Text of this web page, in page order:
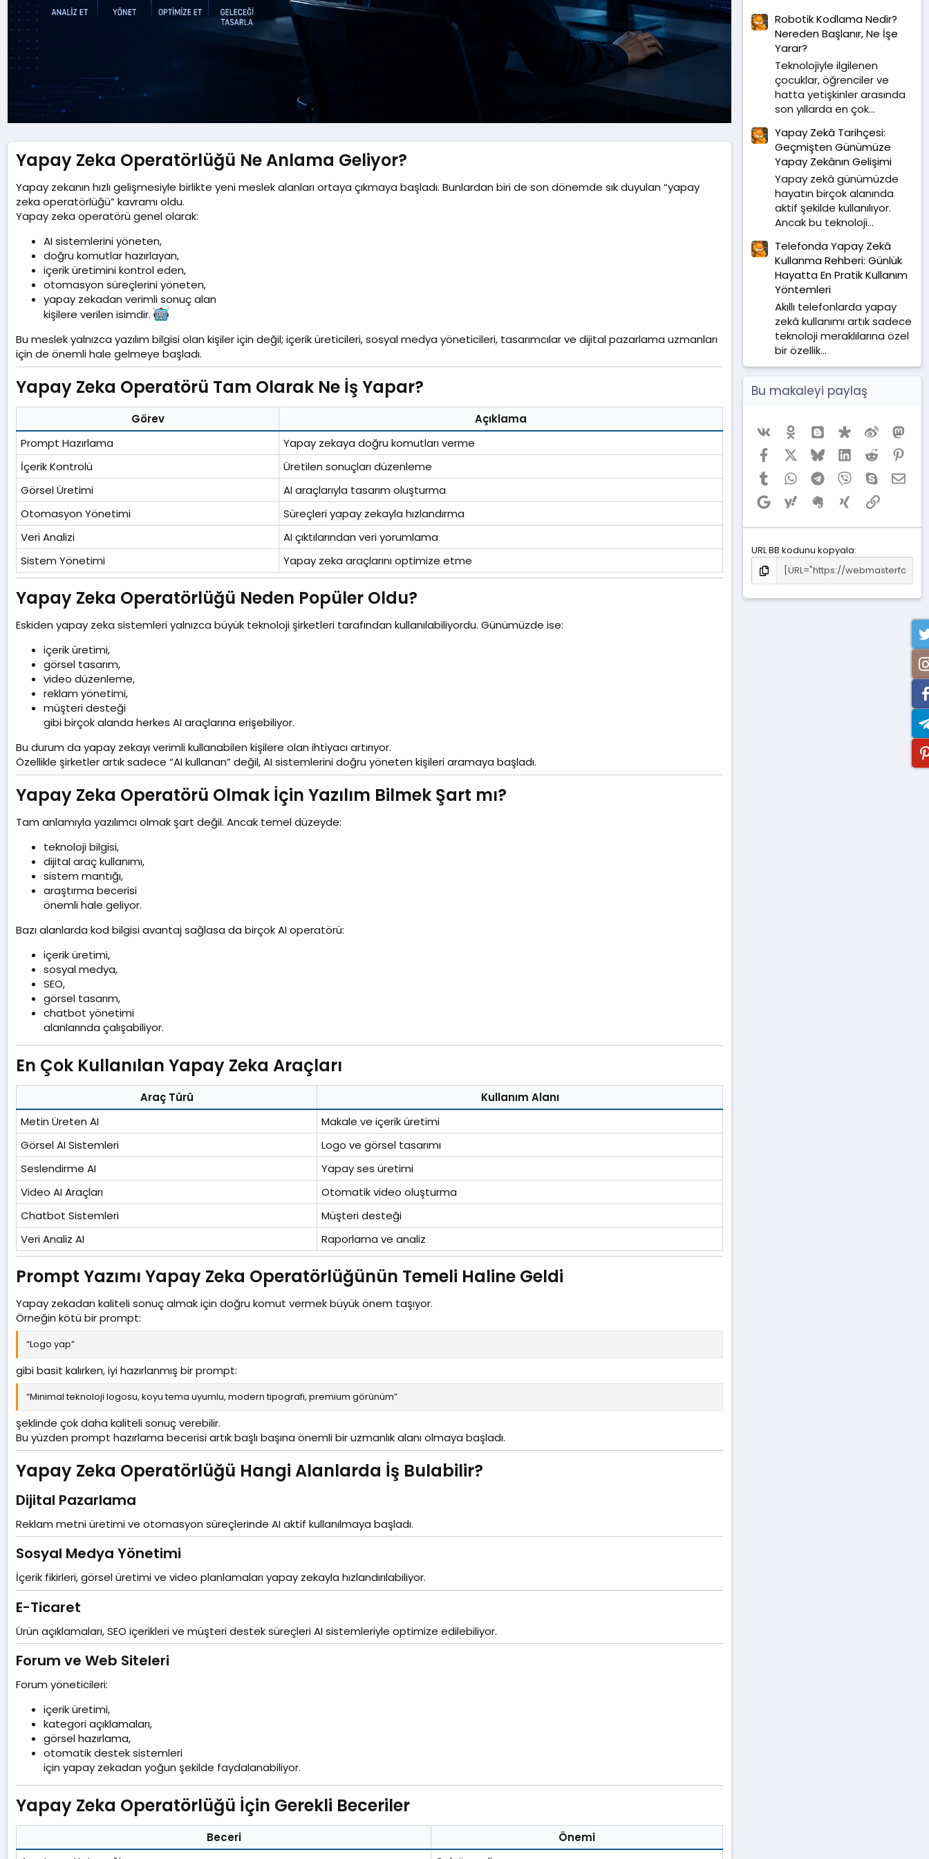
Yapay Zeka Operatörlüğü Ne Anlama Geliyor?​
Yapay zekanın hızlı gelişmesiyle birlikte yeni meslek alanları ortaya çıkmaya başladı. Bunlardan biri de son dönemde sık duyulan “yapay
zeka operatörlüğü” kavramı oldu.
Yapay zeka operatörü genel olarak:
AI sistemlerini yöneten,
doğru komutlar hazırlayan,
içerik üretimini kontrol eden,
otomasyon süreçlerini yöneten,
yapay zekadan verimli sonuç alan
kişilere verilen isimdir.
Bu meslek yalnızca yazılım bilgisi olan kişiler için değil; içerik üreticileri, sosyal medya yöneticileri, tasarımcılar ve dijital pazarlama uzmanları
için de önemli hale gelmeye başladı.
Yapay Zeka Operatörü Tam Olarak Ne İş Yapar?​
Görev
Açıklama
Prompt Hazırlama
Yapay zekaya doğru komutları verme
İçerik Kontrolü
Üretilen sonuçları düzenleme
Görsel Üretimi
AI araçlarıyla tasarım oluşturma
Otomasyon Yönetimi
Süreçleri yapay zekayla hızlandırma
Veri Analizi
AI çıktılarından veri yorumlama
Sistem Yönetimi
Yapay zeka araçlarını optimize etme
Yapay Zeka Operatörlüğü Neden Popüler Oldu?​
Eskiden yapay zeka sistemleri yalnızca büyük teknoloji şirketleri tarafından kullanılabiliyordu. Günümüzde ise:
içerik üretimi,
görsel tasarım,
video düzenleme,
reklam yönetimi,
müşteri desteği
gibi birçok alanda herkes AI araçlarına erişebiliyor.
Bu durum da yapay zekayı verimli kullanabilen kişilere olan ihtiyacı artırıyor.
Özellikle şirketler artık sadece “AI kullanan” değil, AI sistemlerini doğru yöneten kişileri aramaya başladı.
Yapay Zeka Operatörü Olmak İçin Yazılım Bilmek Şart mı?​
Tam anlamıyla yazılımcı olmak şart değil. Ancak temel düzeyde:
teknoloji bilgisi,
dijital araç kullanımı,
sistem mantığı,
araştırma becerisi
önemli hale geliyor.
Bazı alanlarda kod bilgisi avantaj sağlasa da birçok AI operatörü:
içerik üretimi,
sosyal medya,
SEO,
görsel tasarım,
chatbot yönetimi
alanlarında çalışabiliyor.
En Çok Kullanılan Yapay Zeka Araçları​
Araç Türü
Kullanım Alanı
Metin Üreten AI
Makale ve içerik üretimi
Görsel AI Sistemleri
Logo ve görsel tasarımı
Seslendirme AI
Yapay ses üretimi
Video AI Araçları
Otomatik video oluşturma
Chatbot Sistemleri
Müşteri desteği
Veri Analiz AI
Raporlama ve analiz
Prompt Yazımı Yapay Zeka Operatörlüğünün Temeli Haline Geldi​
Yapay zekadan kaliteli sonuç almak için doğru komut vermek büyük önem taşıyor.
Örneğin kötü bir prompt:
“Logo yap”
gibi basit kalırken, iyi hazırlanmış bir prompt:
“Minimal teknoloji logosu, koyu tema uyumlu, modern tipografi, premium görünüm”
şeklinde çok daha kaliteli sonuç verebilir.
Bu yüzden prompt hazırlama becerisi artık başlı başına önemli bir uzmanlık alanı olmaya başladı.
Yapay Zeka Operatörlüğü Hangi Alanlarda İş Bulabilir?​
Dijital Pazarlama​
Reklam metni üretimi ve otomasyon süreçlerinde AI aktif kullanılmaya başladı.
Sosyal Medya Yönetimi​
İçerik fikirleri, görsel üretimi ve video planlamaları yapay zekayla hızlandırılabiliyor.
E-Ticaret​
Ürün açıklamaları, SEO içerikleri ve müşteri destek süreçleri AI sistemleriyle optimize edilebiliyor.
Forum ve Web Siteleri​
Forum yöneticileri:
içerik üretimi,
kategori açıklamaları,
görsel hazırlama,
otomatik destek sistemleri
için yapay zekadan yoğun şekilde faydalanabiliyor.
Yapay Zeka Operatörlüğü İçin Gerekli Beceriler​
Beceri
Önemi
Robotik Kodlama Nedir?
Nereden Başlanır, Ne İşe
Yarar?
Teknolojiyle ilgilenen
çocuklar, öğrenciler ve
hatta yetişkinler arasında
son yıllarda en çok...
Yapay Zekâ Tarihçesi:
Geçmişten Günümüze
Yapay Zekânın Gelişimi
Yapay zekâ günümüzde
hayatın birçok alanında
aktif şekilde kullanılıyor.
Ancak bu teknoloji...
Telefonda Yapay Zekâ
Kullanma Rehberi: Günlük
Hayatta En Pratik Kullanım
Yöntemleri
Akıllı telefonlarda yapay
zekâ kullanımı artık sadece
teknoloji meraklılarına özel
bir özellik...
Bu makaleyi paylaş
BloggerDiaspora
Weibo
FacebookX (Twitter)
Bluesky LinkedInReddit
Tumblr WhatsApp
Telegram
Viber SkypeE-
GoogleYahoo Evernote
Xing Link
URL BB kodunu kopyala